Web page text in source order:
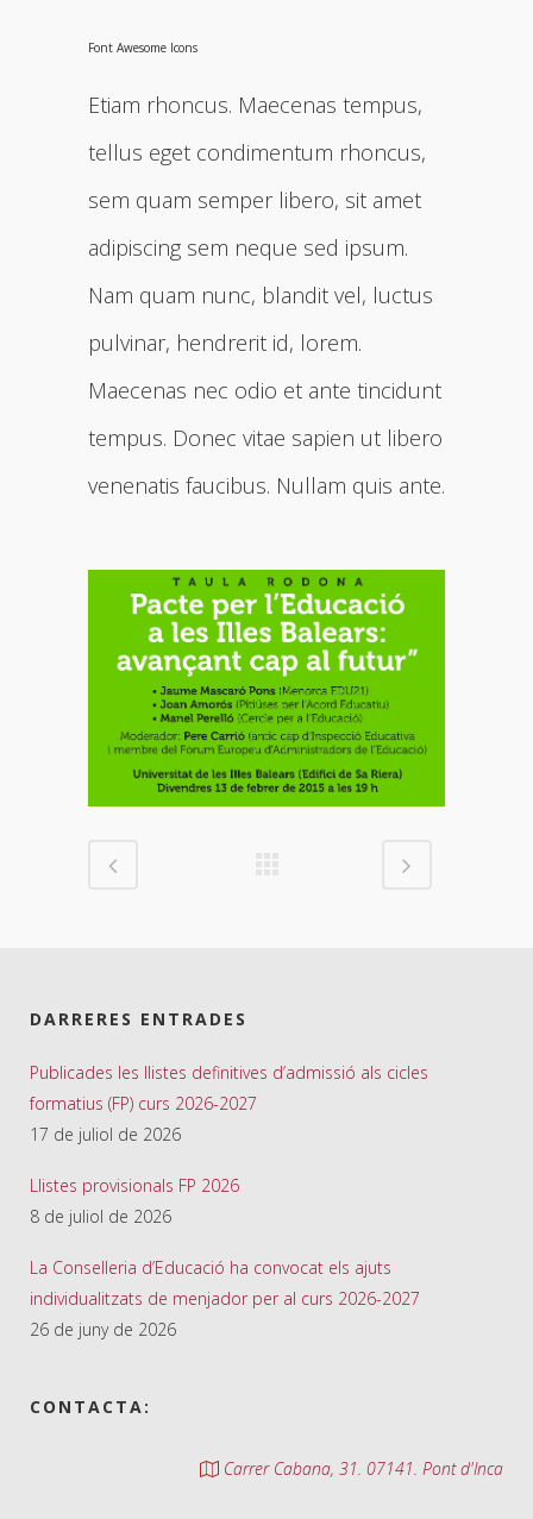
Font Awesome Icons
Etiam rhoncus. Maecenas tempus,
tellus eget condimentum rhoncus,
sem quam semper libero, sit amet
adipiscing sem neque sed ipsum.
Nam quam nunc, blandit vel, luctus
pulvinar, hendrerit id, lorem.
Maecenas nec odio et ante tincidunt
tempus. Donec vitae sapien ut libero
venenatis faucibus. Nullam quis ante.
DARRERES ENTRADES
Publicades les llistes definitives d’admissió als cicles
formatius (FP) curs 2026-2027
17 de juliol de 2026
Llistes provisionals FP 2026
8 de juliol de 2026
La Conselleria d’Educació ha convocat els ajuts
individualitzats de menjador per al curs 2026-2027
26 de juny de 2026
CONTACTA:
Carrer Cabana, 31. 07141. Pont d'Inca